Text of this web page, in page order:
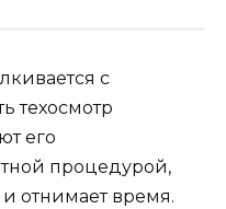
с
техосмотр
его
процедурой,
отнимает время.